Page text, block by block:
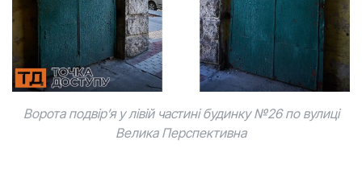
Ворота подвір’я у лівій частині будинку №26 по вулиці
Велика Перспективна